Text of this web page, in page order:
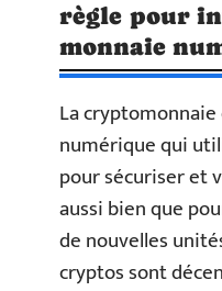
règle pour
monnaie
La
numérique qui
pour sécuriser et
aussi bien que
de nouvelles
cryptos sont